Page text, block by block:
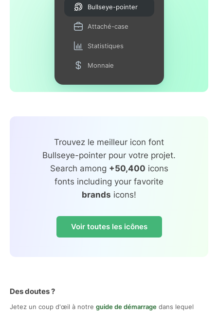
Bullseye-pointer
Attaché-case
Statistiques
Monnaie
Trouvez le meilleur icon font
Bullseye-pointer pour votre projet.
Search among +50,400 icons
fonts including your favorite
brands icons!
Voir toutes les icônes
Des doutes ?
Jetez un coup d'œil à notre guide de démarrage dans lequel